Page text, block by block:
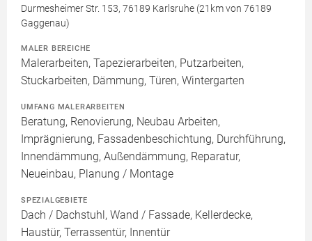
Durmesheimer Str. 153, 76189 Karlsruhe (21km von 76189
Gaggenau)
MALER BEREICHE
Malerarbeiten, Tapezierarbeiten, Putzarbeiten,
Stuckarbeiten, Dämmung, Türen, Wintergarten
UMFANG MALERARBEITEN
Beratung, Renovierung, Neubau Arbeiten,
Imprägnierung, Fassadenbeschichtung, Durchführung,
Innendämmung, Außendämmung, Reparatur,
Neueinbau, Planung / Montage
SPEZIALGEBIETE
Dach / Dachstuhl, Wand / Fassade, Kellerdecke,
Haustür, Terrassentür, Innentür